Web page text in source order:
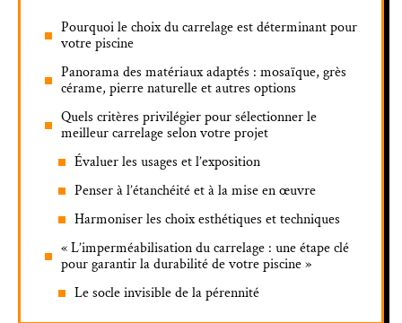
Pourquoi le choix du carrelage est déterminant pour
votre piscine
Panorama des matériaux adaptés : mosaïque, grès
cérame, pierre naturelle et autres options
Quels critères privilégier pour sélectionner le
meilleur carrelage selon votre projet
Évaluer les usages et l’exposition
Penser à l’étanchéité et à la mise en œuvre
Harmoniser les choix esthétiques et techniques
« L’imperméabilisation du carrelage : une étape clé
pour garantir la durabilité de votre piscine »
Le socle invisible de la pérennité